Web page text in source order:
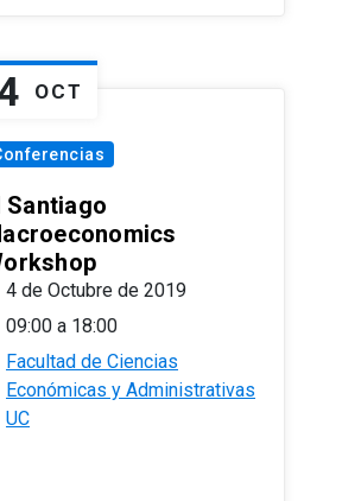
OCT
Santiago
4 de Octubre de 2019
09:00 a 18:00
Facultad de Ciencias
Económicas y Administrativas
UC